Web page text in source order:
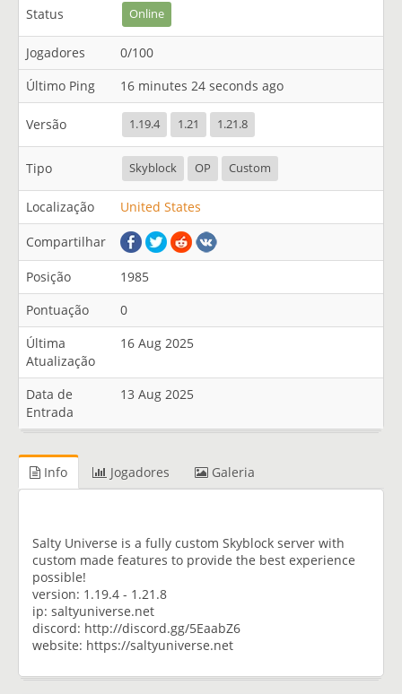
Status Online
Jogadores
0/100
Último Ping
16 minutes 24 seconds ago
Versão 1.19.4 1.21 1.21.8
Tipo Skyblock OP Custom
Localização United States
Compartilhar
Posição
1985
Pontuação
0
Última
Atualização
16 Aug 2025
Data de
Entrada
13 Aug 2025
Info Jogadores Galeria
Salty Universe is a fully custom Skyblock server with
custom made features to provide the best experience
possible!
version: 1.19.4 - 1.21.8
ip: saltyuniverse.net
discord: http://discord.gg/5EaabZ6
website: https://saltyuniverse.net